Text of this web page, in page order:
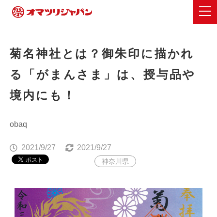
菊名神社とは？御朱印に描かれ
る「がまんさま」は、授与品や
境内にも！
obaq
2021/9/27 2021/9/27
神奈川県